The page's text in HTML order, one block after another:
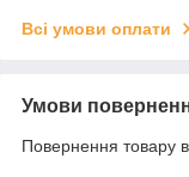
Всі умови оплати
Умови
Повернення товару